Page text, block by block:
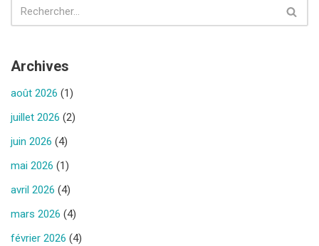
Archives
août 2026 (1)
juillet 2026 (2)
juin 2026 (4)
mai 2026 (1)
avril 2026 (4)
mars 2026 (4)
février 2026 (4)